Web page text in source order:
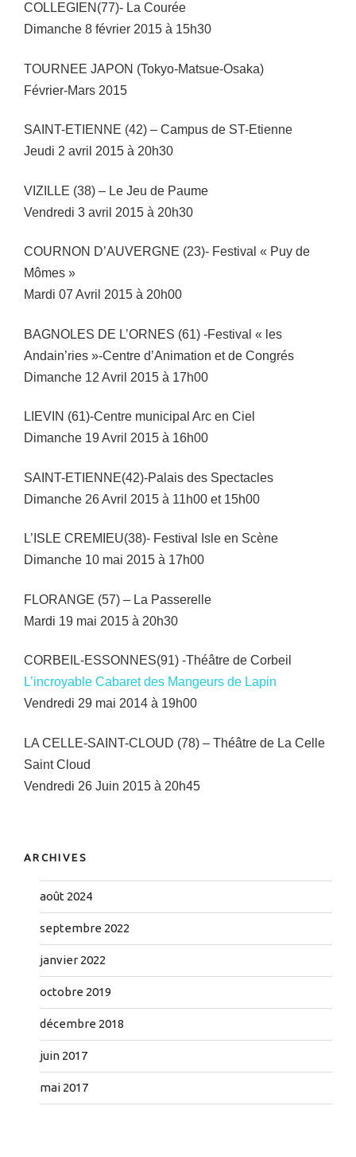
COLLEGIEN(77)- La Courée
Dimanche 8 février 2015 à 15h30
TOURNEE JAPON (Tokyo-Matsue-Osaka)
Février-Mars 2015
SAINT-ETIENNE (42) – Campus de ST-Etienne
Jeudi 2 avril 2015 à 20h30
VIZILLE (38) – Le Jeu de Paume
Vendredi 3 avril 2015 à 20h30
COURNON D’AUVERGNE (23)- Festival « Puy de
Mômes »
Mardi 07 Avril 2015 à 20h00
BAGNOLES DE L’ORNES (61) -Festival « les
Andain’ries »-Centre d’Animation et de Congrés
Dimanche 12 Avril 2015 à 17h00
LIEVIN (61)-Centre municipal Arc en Ciel
Dimanche 19 Avril 2015 à 16h00
SAINT-ETIENNE(42)-Palais des Spectacles
Dimanche 26 Avril 2015 à 11h00 et 15h00
L’ISLE CREMIEU(38)- Festival Isle en Scène
Dimanche 10 mai 2015 à 17h00
FLORANGE (57) – La Passerelle
Mardi 19 mai 2015 à 20h30
CORBEIL-ESSONNES(91) -Théâtre de Corbeil
L’incroyable Cabaret des Mangeurs de Lapin
Vendredi 29 mai 2014 à 19h00
LA CELLE-SAINT-CLOUD (78) – Théâtre de La Celle
Saint Cloud
Vendredi 26 Juin 2015 à 20h45
ARCHIVES
août 2024
septembre 2022
janvier 2022
octobre 2019
décembre 2018
juin 2017
mai 2017